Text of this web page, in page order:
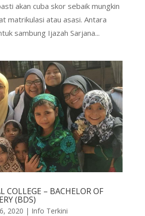
akan cuba skor sebaik mungkin
matrikulasi atau asasi. Antara
sambung Ijazah Sarjana...
COLLEGE – BACHELOR OF
(BDS)
2020 | Info Terkini